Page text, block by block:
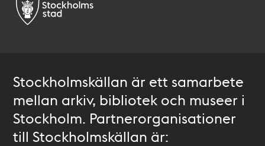
Stockholmskällan är ett samarbete
mellan arkiv, bibliotek och museer i
Stockholm. Partnerorganisationer
till Stockholmskällan är: